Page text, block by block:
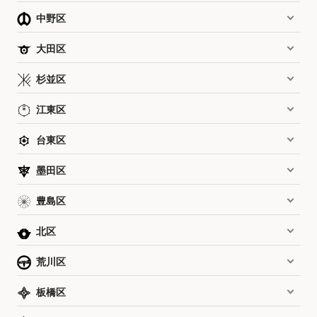
中野区
大田区
杉並区
江東区
台東区
墨田区
豊島区
北区
荒川区
板橋区